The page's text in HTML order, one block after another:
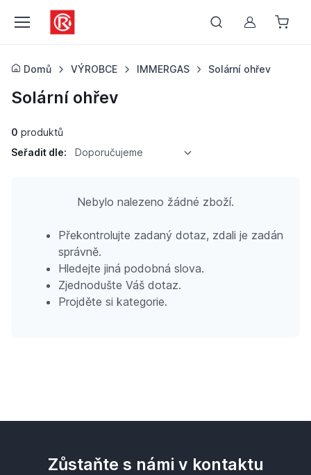
Můj účet
Domů VÝROBCE IMMERGAS Solární ohřev
Solární ohřev
0 produktů
Seřadit dle:
Doporučujeme
Nebylo nalezeno žádné zboží.
Překontrolujte zadaný dotaz, zdali je zadán
správně.
Hledejte jiná podobná slova.
Zjednodušte Váš dotaz.
Projděte si kategorie.
Zůstaňte s námi v kontaktu